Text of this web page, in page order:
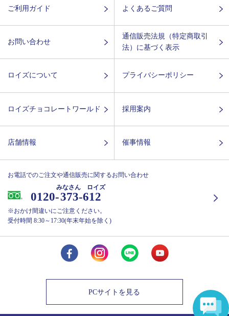
ご利用ガイド よくあるご質問
お問い合わせ
通信販売法規（特定商取引
法）に基づく表示
ロイズについて プライバシーポリシー
ロイズチョコレートワールド 採用案内
店舗情報 催事情報
お電話でのご注文や通信販売に関するお問い合わせ
0120-373-612
みなさん ロイズ
※おかけ間違いにご注意ください。
受付時間 8:30～17:30(年末年始を除く)
PCサイトを見る